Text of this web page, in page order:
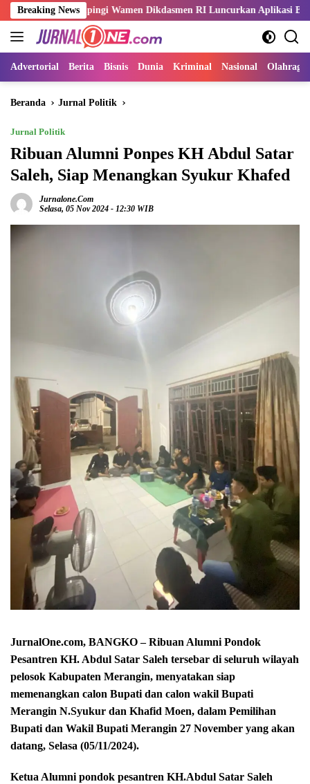
Langsung
ke
konten
Breaking News
Dampingi Wamen Dikdasmen RI Luncurkan Aplikasi Bungo Pintar
Advertorial Berita Bisnis Dunia Kriminal Nasional Olahraga
Beranda Jurnal Politik
Jurnal Politik
Ribuan Alumni Ponpes KH Abdul Satar
Saleh, Siap Menangkan Syukur Khafed
Jurnalone.com
Selasa, 05 Nov 2024 - 12:30 WIB
JurnalOne.com, BANGKO – Ribuan Alumni Pondok
Pesantren KH. Abdul Satar Saleh tersebar di seluruh wilayah
pelosok Kabupaten Merangin, menyatakan siap
memenangkan calon Bupati dan calon wakil Bupati
Merangin N.Syukur dan Khafid Moen, dalam Pemilihan
Bupati dan Wakil Bupati Merangin 27 November yang akan
datang, Selasa (05/11/2024).
Ketua Alumni pondok pesantren KH.Abdul Satar Saleh